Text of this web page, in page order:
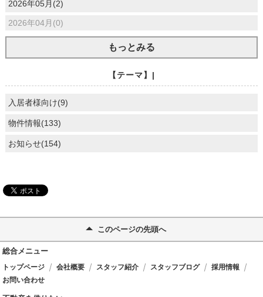
2026年05月(2)
2026年04月(0)
もっとみる
【テーマ】|
入居者様向け(9)
物件情報(133)
お知らせ(154)
このページの先頭へ
総合メニュー
トップページ 会社概要 スタッフ紹介 スタッフブログ
採用情報
お問い合わせ